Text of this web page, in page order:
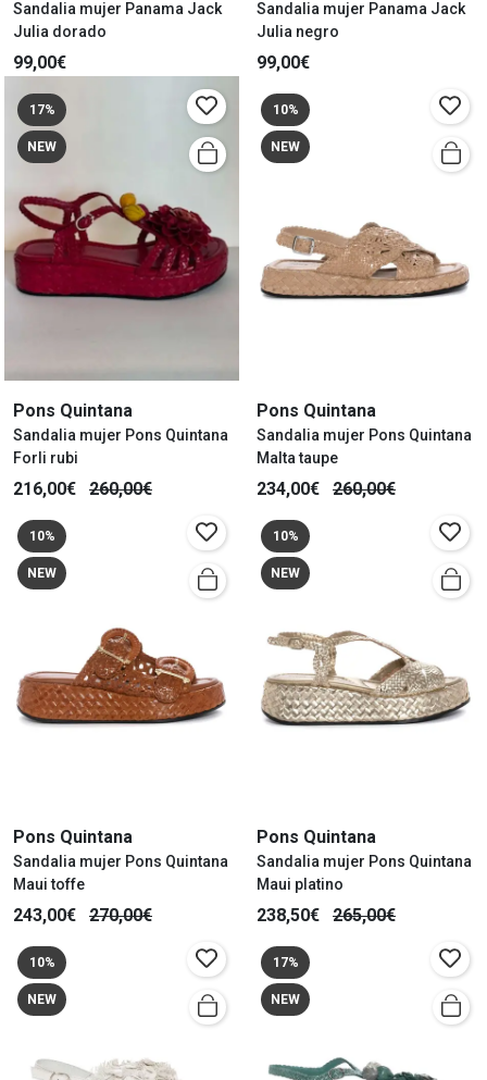
Sandalia mujer Panama Jack
Julia dorado
99,00€
Sandalia mujer Panama Jack
Julia negro
99,00€
17%
NEW
Pons Quintana
Sandalia mujer Pons Quintana
Forli rubi
216,00€ 260,00€
10%
NEW
Pons Quintana
Sandalia mujer Pons Quintana
Malta taupe
234,00€ 260,00€
10%
NEW
Pons Quintana
Sandalia mujer Pons Quintana
Maui toffe
243,00€ 270,00€
10%
NEW
Pons Quintana
Sandalia mujer Pons Quintana
Maui platino
238,50€ 265,00€
10%
NEW
17%
NEW